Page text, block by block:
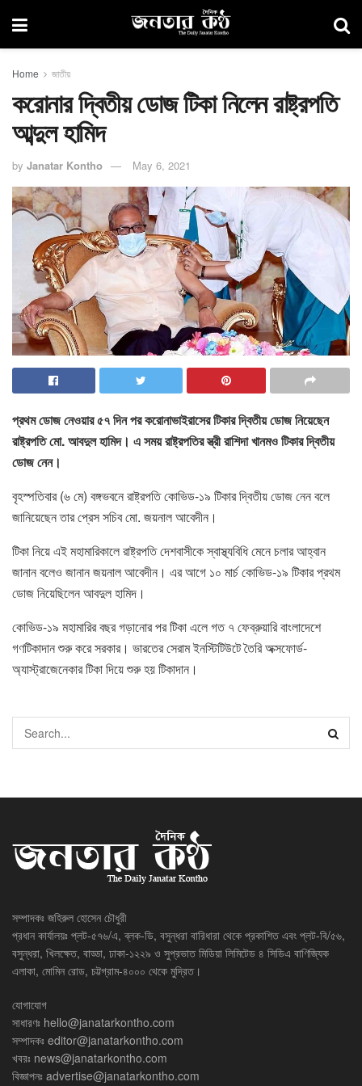
Home জাতীয়
করোনার দ্বিতীয় ডোজ টিকা নিলেন রাষ্ট্রপতি
আব্দুল হামিদ
by Janatar Kontho May 6, 2021
প্রথম ডোজ নেওয়ার ৫৭ দিন পর করোনাভাইরাসের টিকার দ্বিতীয় ডোজ নিয়েছেন
রাষ্ট্রপতি মো. আবদুল হামিদ। এ সময় রাষ্ট্রপতির স্ত্রী রাশিদা খানমও টিকার দ্বিতীয়
ডোজ নেন।
বৃহস্পতিবার (৬ মে) বঙ্গভবনে রাষ্ট্রপতি কোভিড-১৯ টিকার দ্বিতীয় ডোজ নেন বলে
জানিয়েছেন তার প্রেস সচিব মো. জয়নাল আবেদীন।
টিকা নিয়ে এই মহামারিকালে রাষ্ট্রপতি দেশবাসীকে স্বাস্থ্যবিধি মেনে চলার আহ্বান
জানান বলেও জানান জয়নাল আবেদীন। এর আগে ১০ মার্চ কোভিড-১৯ টিকার প্রথম
ডোজ নিয়েছিলেন আবদুল হামিদ।
কোভিড-১৯ মহামারির বছর গড়ানোর পর টিকা এলে গত ৭ ফেব্রুয়ারি বাংলাদেশে
গণটিকাদান শুরু করে সরকার। ভারতের সেরাম ইনস্টিটিউটে তৈরি অক্সফোর্ড-
অ্যাস্ট্রাজেনেকার টিকা দিয়ে শুরু হয় টিকাদান।
সম্পাদকঃ জহিরুল হোসেন চৌধুরী
প্রধান কার্যালয়ঃ প্লট-৫৭৬/এ, ব্লক-ডি, বসুন্ধরা বারিধারা থেকে প্রকাশিত এবং প্লট-বি/৫৬,
বসুন্ধরা, খিলক্ষেত, বাড্ডা, ঢাকা-১২২৯ ও সুপ্রভাত মিডিয়া লিমিটেড ৪ সিডিএ বাণিজ্যিক
এলাকা, মোমিন রোড, চট্টগ্রাম-৪০০০ থেকে মুদ্রিত।
যোগাযোগ
সাধারণঃ hello@janatarkontho.com
সম্পাদকঃ editor@janatarkontho.com
খবরঃ news@janatarkontho.com
বিজ্ঞাপনঃ advertise@janatarkontho.com